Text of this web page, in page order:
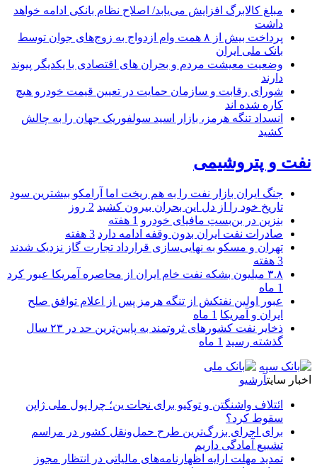
مبلغ کالابرگ افزایش می‌یابد/ اصلاح نظام بانکی ادامه خواهد
داشت
پرداخت بیش از ۸ همت وام ازدواج به زوج‌های جوان توسط
بانک ملی ایران
وضعیت معیشت مردم و بحران های اقتصادی با یکدیگر پیوند
دارند
شورای رقابت و سازمان حمایت در تعیین قیمت خودرو هیچ
کاره شده اند
انسداد تنگه هرمز، بازار اسید سولفوریک جهان را به چالش
کشید
نفت و پتروشیمی
جنگ ایران بازار نفت را به هم ریخت اما آرامکو بیشترین سود
تاریخ خود را از دل این بحران بیرون کشید 2 روز
بنزین در بن‌بستِ مافیای خودرو 1 هفته
صادرات نفت ایران بدون وقفه ادامه دارد 3 هفته
تهران و مسکو به نهایی‌سازی قرارداد تجارت گاز نزدیک شدند
3 هفته
۳.۸ میلیون بشکه نفت خام ایران از محاصره آمریکا عبور کرد
1 ماه
عبور اولین نفتکش از تنگه هرمز پس از اعلام توافق صلح
ایران و آمریکا 1 ماه
ذخایر نفت کشورهای ثروتمند به پایین‌ترین حد در ۲۳ سال
گذشته رسید 1 ماه
اخبار سایتآرشیو
ائتلاف واشنگتن و توکیو برای نجات ین؛ چرا پول ملی ژاپن
سقوط کرد؟
برای اجرای بزرگ‌ترین طرح حمل‌ونقل کشور در مراسم
تشییع آمادگی داریم
تمدید مهلت ارایه اظهارنامه‌های مالیاتی در انتظار مجوز